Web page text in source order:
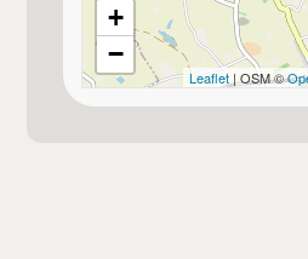
Impianto di
+
−
Leaflet| OSM ©